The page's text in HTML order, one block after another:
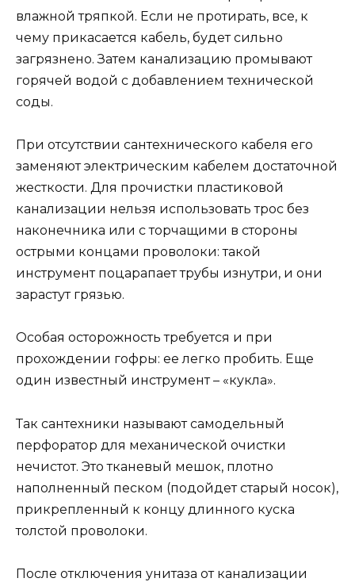
влажной тряпкой. Если не протирать, все, к
чему прикасается кабель, будет сильно
загрязнено. Затем канализацию промывают
горячей водой с добавлением технической
соды.
При отсутствии сантехнического кабеля его
заменяют электрическим кабелем достаточной
жесткости. Для прочистки пластиковой
канализации нельзя использовать трос без
наконечника или с торчащими в стороны
острыми концами проволоки: такой
инструмент поцарапает трубы изнутри, и они
зарастут грязью.
Особая осторожность требуется и при
прохождении гофры: ее легко пробить. Еще
один известный инструмент – «кукла».
Так сантехники называют самодельный
перфоратор для механической очистки
нечистот. Это тканевый мешок, плотно
наполненный песком (подойдет старый носок),
прикрепленный к концу длинного куска
толстой проволоки.
После отключения унитаза от канализации